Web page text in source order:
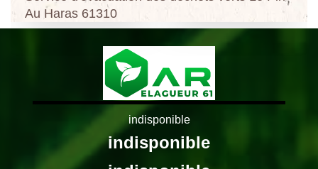
Au Haras 61310
indisponible
indisponible